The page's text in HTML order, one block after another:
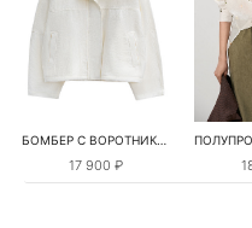
БОМБЕР С ВОРОТНИКОМ-СТОЙКОЙ
17 900 ₽